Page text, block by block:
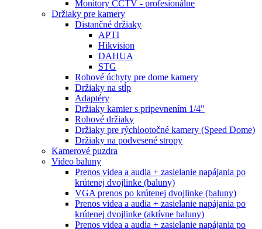
Monitory CCTV - profesionálne
Držiaky pre kamery
Distančné držiaky
APTI
Hikvision
DAHUA
STG
Rohové úchyty pre dome kamery
Držiaky na stĺp
Adaptéry
Držiaky kamier s pripevnením 1/4"
Rohové držiaky
Držiaky pre rýchlootočné kamery (Speed Dome)
Držiaky na podvesené stropy
Kamerové puzdra
Video baluny
Prenos videa a audia + zasielanie napájania po
krútenej dvojlinke (baluny)
VGA prenos po krútenej dvojlinke (baluny)
Prenos videa a audia + zasielanie napájania po
krútenej dvojlinke (aktívne baluny)
Prenos videa a audia + zasielanie napájania po